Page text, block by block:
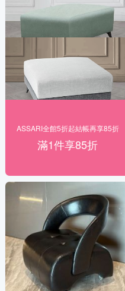
ASSARI全館5折起結帳再享85折
滿1件享85折